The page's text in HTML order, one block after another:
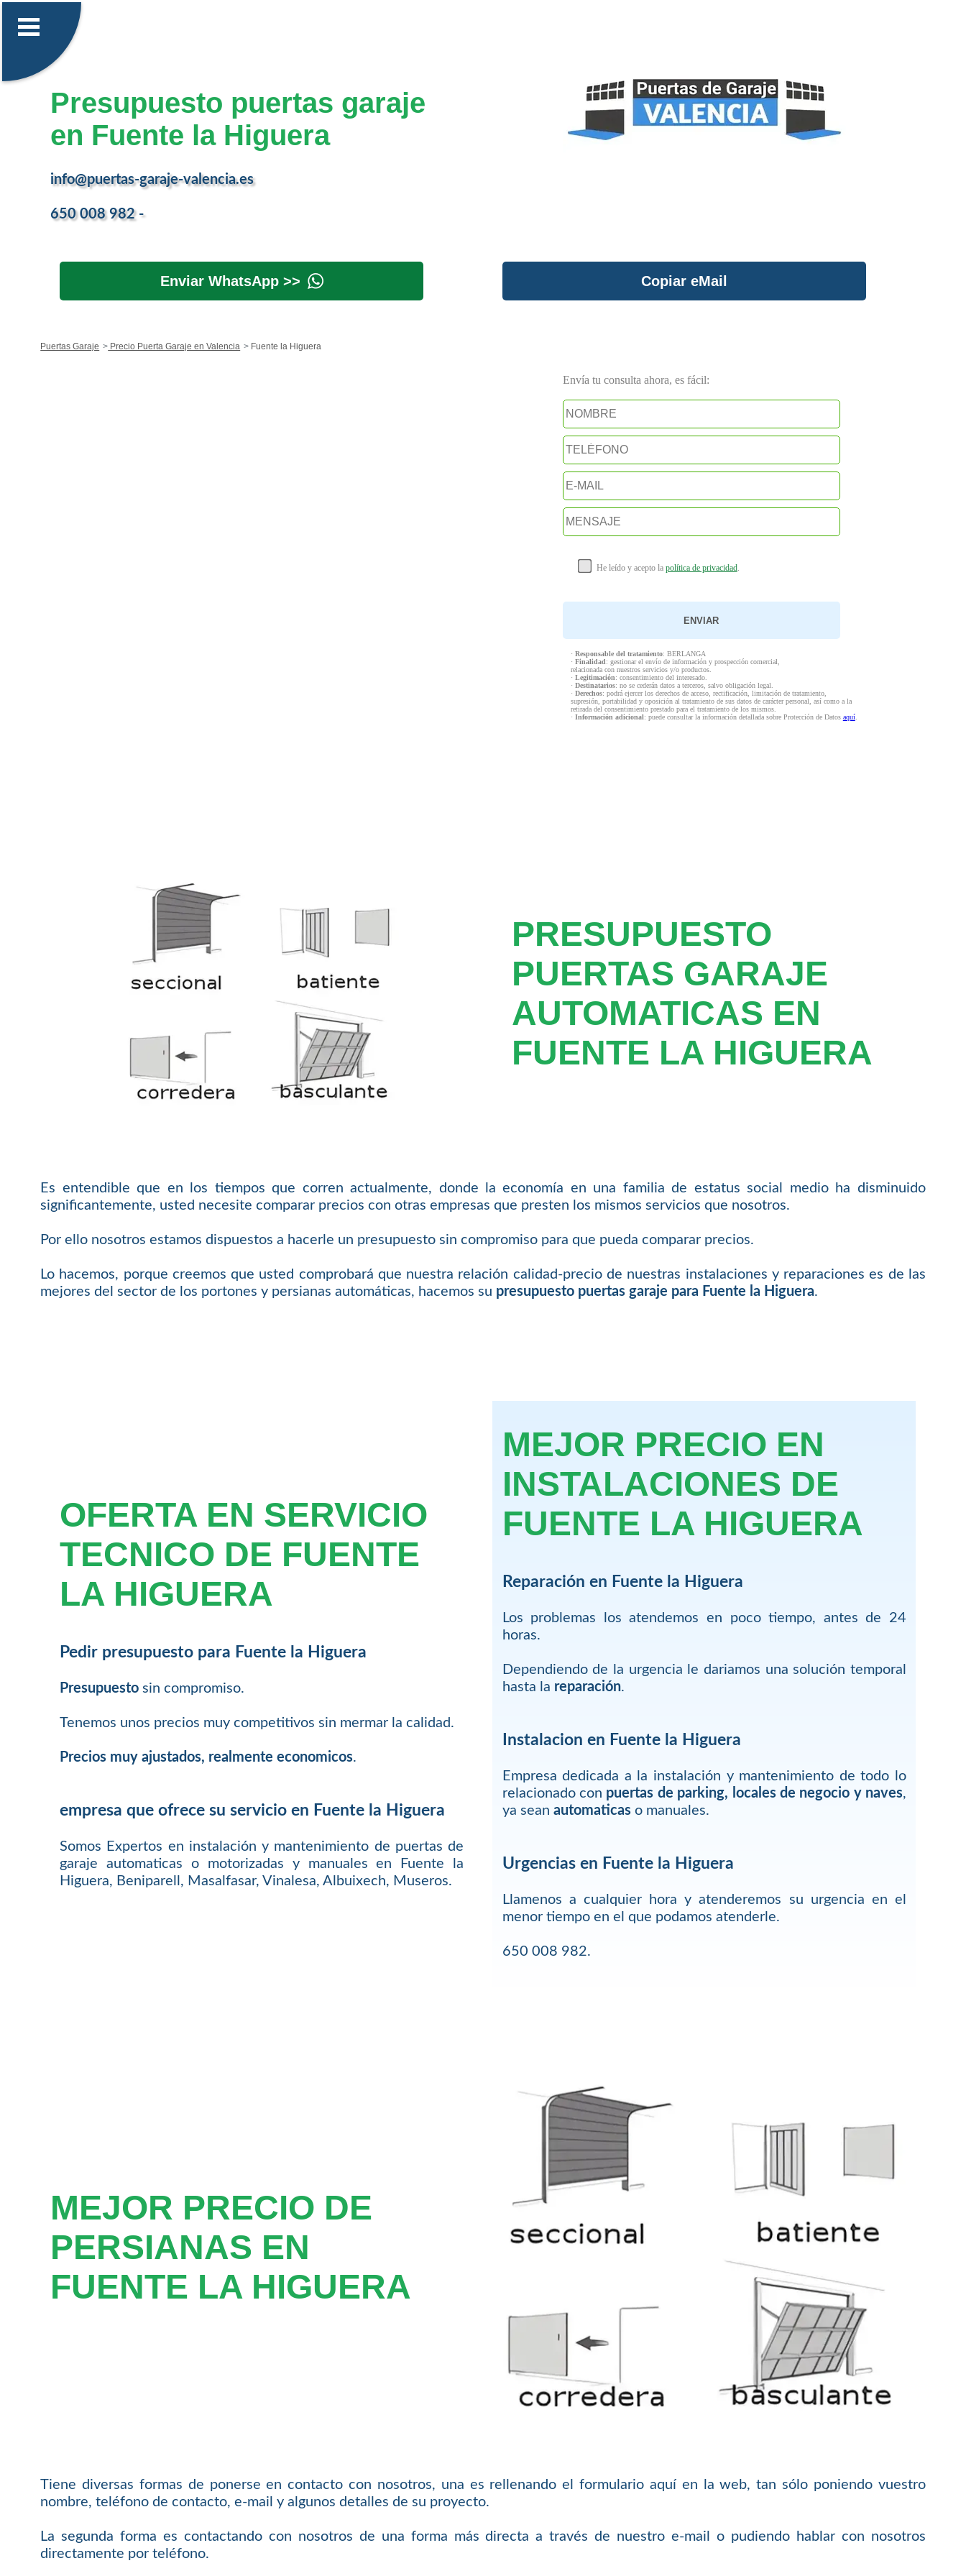
Presupuesto puertas garaje
en Fuente la Higuera
info@puertas-garaje-valencia.es
650 008 982 -
Enviar WhatsApp >> Copiar eMail
Puertas Garaje Precio Puerta Garaje en Valencia Fuente la Higuera
Envía tu consulta ahora, es fácil:
He leído y acepto la política de privacidad.
· Responsable del tratamiento: BERLANGA
· Finalidad: gestionar el envío de información y prospección comercial,
relacionada con nuestros servicios y/o productos.
· Legitimación: consentimiento del interesado.
· Destinatarios: no se cederán datos a terceros, salvo obligación legal.
· Derechos: podrá ejercer los derechos de acceso, rectificación, limitación de tratamiento,
supresión, portabilidad y oposición al tratamiento de sus datos de carácter personal, así como a la
retirada del consentimiento prestado para el tratamiento de los mismos.
· Información adicional: puede consultar la información detallada sobre Protección de Datos aquí.
PRESUPUESTO
PUERTAS GARAJE
AUTOMATICAS EN
FUENTE LA HIGUERA
Es entendible que en los tiempos que corren actualmente, donde la economía en una familia de estatus social medio ha disminuido
significantemente, usted necesite comparar precios con otras empresas que presten los mismos servicios que nosotros.
Por ello nosotros estamos dispuestos a hacerle un presupuesto sin compromiso para que pueda comparar precios.
Lo hacemos, porque creemos que usted comprobará que nuestra relación calidad-precio de nuestras instalaciones y reparaciones es de las
mejores del sector de los portones y persianas automáticas, hacemos su presupuesto puertas garaje para Fuente la Higuera.
OFERTA EN SERVICIO
TECNICO DE FUENTE
LA HIGUERA
Pedir presupuesto para Fuente la Higuera
Presupuesto sin compromiso.
Tenemos unos precios muy competitivos sin mermar la calidad.
Precios muy ajustados, realmente economicos.
empresa que ofrece su servicio en Fuente la Higuera
Somos Expertos en instalación y mantenimiento de puertas de
garaje automaticas o motorizadas y manuales en Fuente la
Higuera, Beniparell, Masalfasar, Vinalesa, Albuixech, Museros.
MEJOR PRECIO EN
INSTALACIONES DE
FUENTE LA HIGUERA
Reparación en Fuente la Higuera
Los problemas los atendemos en poco tiempo, antes de 24
horas.
Dependiendo de la urgencia le dariamos una solución temporal
hasta la reparación.
Instalacion en Fuente la Higuera
Empresa dedicada a la instalación y mantenimiento de todo lo
relacionado con puertas de parking, locales de negocio y naves,
ya sean automaticaso manuales.
Urgencias en Fuente la Higuera
Llamenos a cualquier hora y atenderemos su urgencia en el
menor tiempo en el que podamos atenderle.
650 008 982.
MEJOR PRECIO DE
PERSIANAS EN
FUENTE LA HIGUERA
Tiene diversas formas de ponerse en contacto con nosotros, una es rellenando el formulario aquí en la web, tan sólo poniendo vuestro
nombre, teléfono de contacto, e-mail y algunos detalles de su proyecto.
La segunda forma es contactando con nosotros de una forma más directa a través de nuestro e-mail o pudiendo hablar con nosotros
directamente por teléfono.